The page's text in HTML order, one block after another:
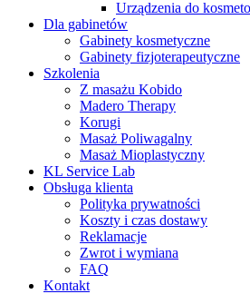
Urządzenia do
Dla gabinetów
Gabinety kosmetyczne
Gabinety fizjoterapeutyczne
Szkolenia
Z masażu Kobido
Madero Therapy
Korugi
Masaż Poliwagalny
Masaż Mioplastyczny
KL Service Lab
Obsługa klienta
Polityka prywatności
Koszty i czas dostawy
Reklamacje
Zwrot i wymiana
FAQ
Kontakt